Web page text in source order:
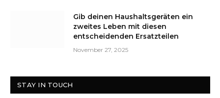
Gib deinen Haushaltsgeräten ein
zweites Leben mit diesen
entscheidenden Ersatzteilen
November 27, 2025
STAY IN TOUCH